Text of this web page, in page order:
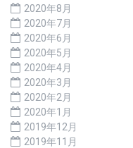
2020年8月
2020年7月
2020年6月
2020年5月
2020年4月
2020年3月
2020年2月
2020年1月
2019年12月
2019年11月